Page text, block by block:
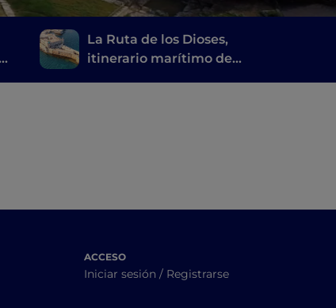
La Ruta de los Dioses,
itinerario marítimo de
ACCESO
Iniciar sesión / Registrarse